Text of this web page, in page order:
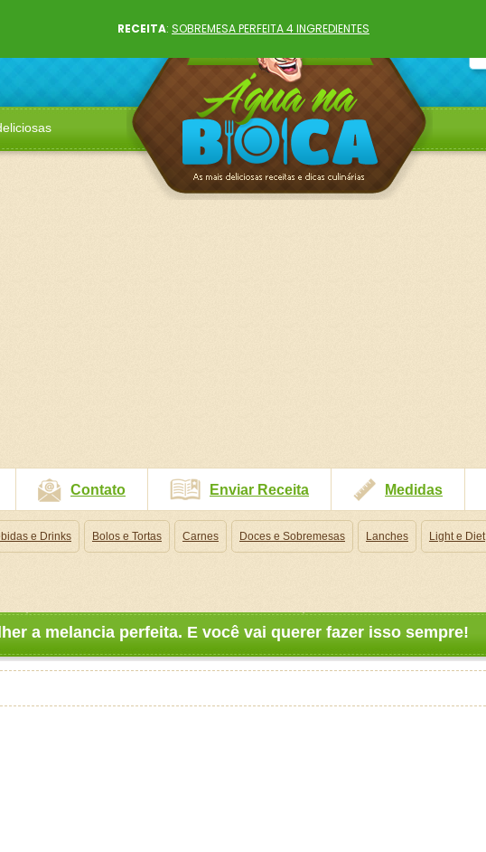
Contato Enviar Receita Medidas
e Drinks Bolos e Tortas Carnes Doces e Sobremesas Lanches Light e Diet
a melancia perfeita. E você vai querer fazer isso sempre!
RECEITA: SOBREMESA PERFEITA 4 INGREDIENTES